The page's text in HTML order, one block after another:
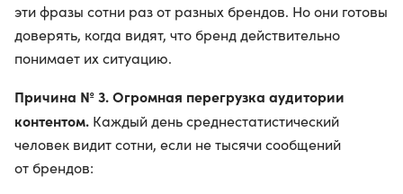
эти фразы сотни раз от разных брендов. Но они готовы
доверять, когда видят, что бренд действительно
понимает их ситуацию.
Причина № 3. Огромная перегрузка аудитории
контентом. Каждый день среднестатистический
человек видит сотни, если не тысячи сообщений
от брендов: